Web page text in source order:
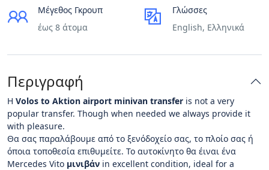
Μέγεθος Γκρουπ
έως 8 άτομα
Γλώσσες
English, Ελληνικά
Περιγραφή
Η Volos to Aktion airport minivan transfer is not a very
popular transfer. Though when needed we always provide it
with pleasure.
Θα σας παραλάβουμε από το ξενόδοχείο σας, το πλοίο σας ή
όποια τοποθεσία επιθυμείτε. Το αυτοκίνητο θα έιναι ένα
Mercedes Vito μινιβάν in excellent condition, ideal for a